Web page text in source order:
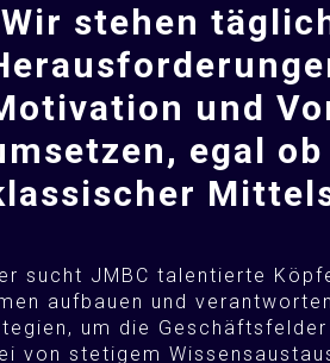
stehen
und
egal
sucht JMBC talentierte
aufbauen und
um die
von stetigem